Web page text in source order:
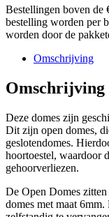
Bestellingen boven de
bestelling worden per
worden door de
Omschrijving
Omschrijving
Deze domes zijn
Dit zijn open domes,
geslotendomes.
hoortoestel, waardoor
gehoorverliezen.
De Open Domes
domes met maat